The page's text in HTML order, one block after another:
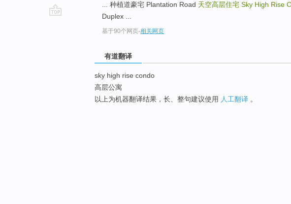
... 种植道豪宅 Plantation Road 天空高层住宅 Sky High Rise
Duplex ...
基于90个网页-相关网页
有道翻译
sky high rise condo
高层公寓
以上为机器翻译结果，长、整句建议使用 人工翻译 。